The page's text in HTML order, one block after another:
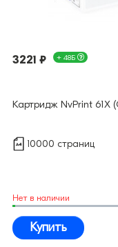
3221 ₽ + 48Б
Картридж NvPrint 61X
10000 страниц
Нет в наличии
Купить